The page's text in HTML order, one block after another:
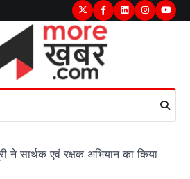
TwitterFacebook
LinkedInInstagram
सार्थक एवं रक्षक अभियान का किया